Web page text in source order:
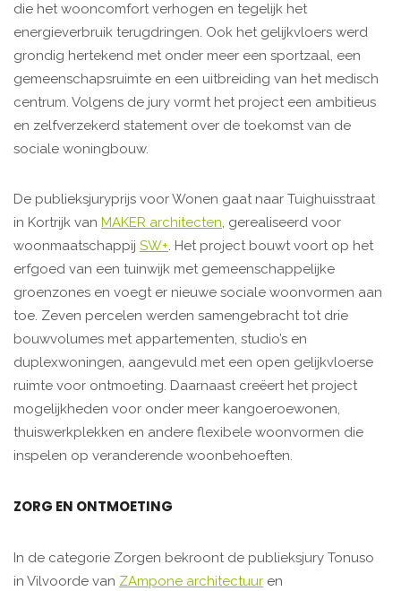
die het wooncomfort verhogen en tegelijk het
energieverbruik terugdringen. Ook het gelijkvloers werd
grondig hertekend met onder meer een sportzaal, een
gemeenschapsruimte en een uitbreiding van het medisch
centrum. Volgens de jury vormt het project een ambitieus
en zelfverzekerd statement over de toekomst van de
sociale woningbouw.
De publieksjuryprijs voor Wonen gaat naar Tuighuisstraat
in Kortrijk van MAKER architecten, gerealiseerd voor
woonmaatschappij SW+. Het project bouwt voort op het
erfgoed van een tuinwijk met gemeenschappelijke
groenzones en voegt er nieuwe sociale woonvormen aan
toe. Zeven percelen werden samengebracht tot drie
bouwvolumes met appartementen, studio’s en
duplexwoningen, aangevuld met een open gelijkvloerse
ruimte voor ontmoeting. Daarnaast creëert het project
mogelijkheden voor onder meer kangoeroewonen,
thuiswerkplekken en andere flexibele woonvormen die
inspelen op veranderende woonbehoeften.
ZORG EN ONTMOETING
In de categorie Zorgen bekroont de publieksjury Tonuso
in Vilvoorde van ZAmpone architectuur en